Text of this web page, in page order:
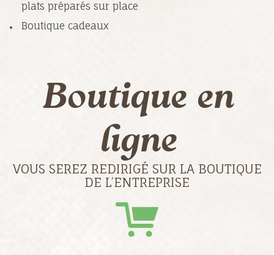
plats préparés sur place
Boutique cadeaux
Boutique en
ligne
VOUS SEREZ REDIRIGÉ SUR LA BOUTIQUE
DE L’ENTREPRISE